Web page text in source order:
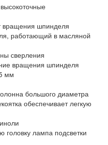
вращения шпинделя
работающий в масляной
сверления
вращения шпинделя
мм
большого диаметра
обеспечивает легкую
головку лампа подсветки